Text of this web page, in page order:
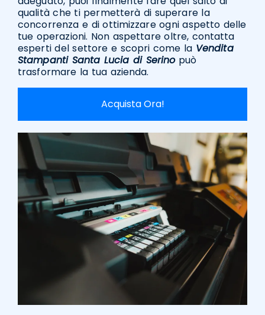
qualità che ti permetterà di superare la
concorrenza e di ottimizzare ogni aspetto delle
tue operazioni. Non aspettare oltre, contatta
esperti del settore e scopri come la Vendita
Stampanti Santa Lucia di Serinopuò
trasformare la tua azienda.
Acquista Ora!